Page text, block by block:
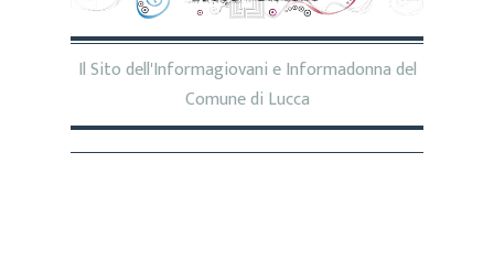
Il Sito dell'Informagiovani e Informadonna del
Comune di Lucca